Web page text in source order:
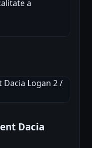
a
Dacia